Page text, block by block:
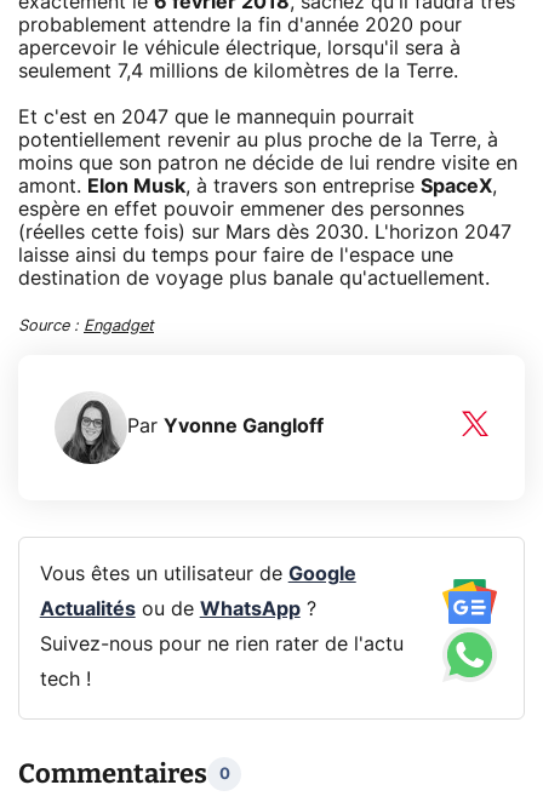
probablement attendre la fin d'année 2020 pour
apercevoir le véhicule électrique, lorsqu'il sera à
seulement 7,4 millions de kilomètres de la Terre.
Et c'est en 2047 que le mannequin pourrait
potentiellement revenir au plus proche de la Terre, à
moins que son patron ne décide de lui rendre visite en
amont. Elon Musk, à travers son entreprise SpaceX,
espère en effet pouvoir emmener des personnes
(réelles cette fois) sur Mars dès 2030. L'horizon 2047
laisse ainsi du temps pour faire de l'espace une
destination de voyage plus banale qu'actuellement.
Source : Engadget
Par Yvonne Gangloff
Vous êtes un utilisateur de Google
Actualitésou de WhatsApp?
Suivez-nous pour ne rien rater de l'actu
tech !
Commentaires 0